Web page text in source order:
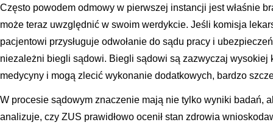
Często powodem odmowy w pierwszej instancji jest właśnie
może teraz uwzględnić w swoim werdykcie. Jeśli komisja
pacjentowi przysługuje odwołanie do sądu pracy i
niezależni biegli sądowi. Biegli sądowi są zazwyczaj
medycyny i mogą zlecić wykonanie dodatkowych, bardzo
W procesie sądowym znaczenie mają nie tylko wyniki badań,
analizuje, czy ZUS prawidłowo ocenił stan zdrowia